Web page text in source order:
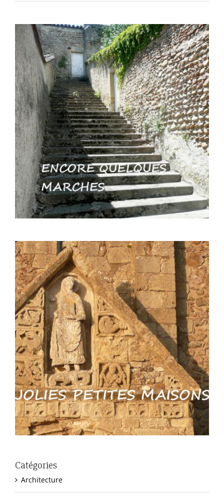
Catégories
Architecture